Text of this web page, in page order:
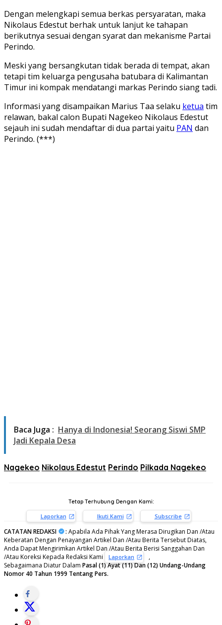
Dengan melengkapi semua berkas persyaratan, maka
Nikolaus Edestut berhak untuk lanjut ke tahapan
berikutnya sesuai dengan syarat dan mekanisme Partai
Perindo.
Meski yang bersangkutan tidak berada di tempat, akan
tetapi tim keluarga pengusaha batubara di Kalimantan
Timur ini kompak mendatangi markas Perindo siang tadi.
Informasi yang disampaikan Marius Taa selaku ketua tim
relawan, bakal calon Bupati Nagekeo Nikolaus Edestut
sejauh ini sudah mendaftar di dua partai yaitu PAN dan
Perindo. (***)
Baca Juga : Hanya di Indonesia! Seorang Siswi SMP
Jadi Kepala Desa
Nagekeo Nikolaus Edestut Perindo Pilkada Nagekeo
Tetap Terhubung Dengan Kami:
Laporkan Ikuti Kami Subscribe
CATATAN REDAKSI : Apabila Ada Pihak Yang Merasa Dirugikan Dan /Atau
Keberatan Dengan Penayangan Artikel Dan /Atau Berita Tersebut Diatas,
Anda Dapat Mengirimkan Artikel Dan /Atau Berita Berisi Sanggahan Dan
/Atau Koreksi Kepada Redaksi Kami
Laporkan
,
Sebagaimana Diatur Dalam Pasal (1) Ayat (11) Dan (12) Undang-Undang
Nomor 40 Tahun 1999 Tentang Pers.